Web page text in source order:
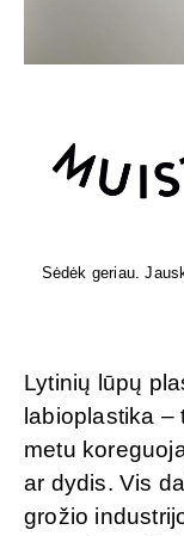
Sėdėk geriau.
Lytinių lūpų
labioplastika –
metu
ar dydis. Vis
grožio